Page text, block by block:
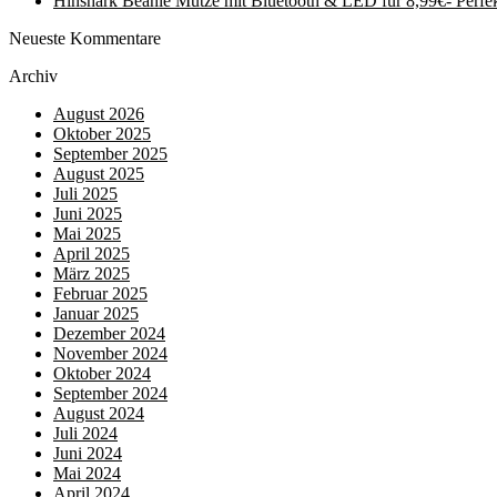
Neueste Kommentare
Archiv
August 2026
Oktober 2025
September 2025
August 2025
Juli 2025
Juni 2025
Mai 2025
April 2025
März 2025
Februar 2025
Januar 2025
Dezember 2024
November 2024
Oktober 2024
September 2024
August 2024
Juli 2024
Juni 2024
Mai 2024
April 2024